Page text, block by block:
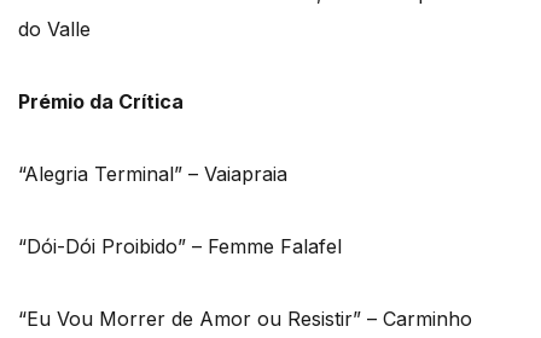
do Valle
Prémio da Crítica
“Alegria Terminal” – Vaiapraia
“Dói-Dói Proibido” – Femme Falafel
“Eu Vou Morrer de Amor ou Resistir” – Carminho